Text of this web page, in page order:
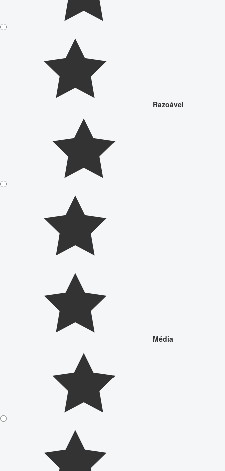
Razoável
Média